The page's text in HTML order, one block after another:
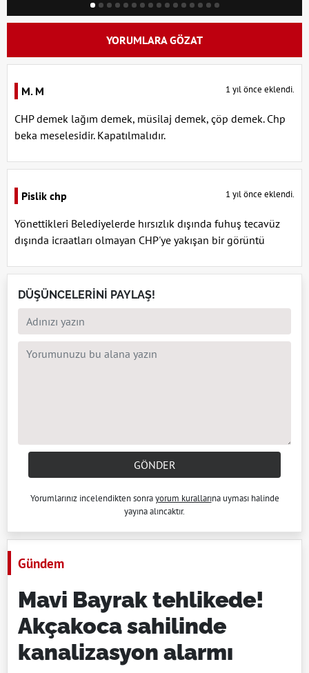
YORUMLARA GÖZAT
M. M 1 yıl önce eklendi.
CHP demek lağım demek, müsilaj demek, çöp demek. Chp
beka meselesidir. Kapatılmalıdır.
Pislik chp 1 yıl önce eklendi.
Yönettikleri Belediyelerde hırsızlık dışında fuhuş tecavüz
dışında icraatları olmayan CHP'ye yakışan bir görüntü
DÜŞÜNCELERİNİ PAYLAŞ!
GÖNDER
Yorumlarınız incelendikten sonrayorum kurallarına uyması halinde
yayına alıncaktır.
Gündem
Mavi Bayrak tehlikede!
Akçakoca sahilinde
kanalizasyon alarmı